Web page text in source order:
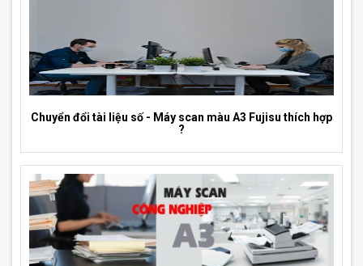
Chuyển đổi tài liệu số - Máy scan màu A3 Fujisu thích hợp
?